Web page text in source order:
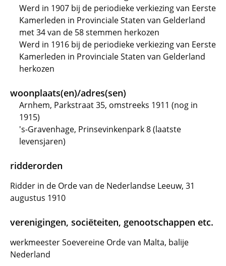
Werd in 1907 bij de periodieke verkiezing van Eerste
Kamerleden in Provinciale Staten van Gelderland
met 34 van de 58 stemmen herkozen
Werd in 1916 bij de periodieke verkiezing van Eerste
Kamerleden in Provinciale Staten van Gelderland
herkozen
woonplaats(en)/adres(sen)
Arnhem, Parkstraat 35, omstreeks 1911 (nog in
1915)
's-Gravenhage, Prinsevinkenpark 8 (laatste
levensjaren)
ridderorden
Ridder in de Orde van de Nederlandse Leeuw, 31
augustus 1910
verenigingen, sociëteiten, genootschappen etc.
werkmeester Soevereine Orde van Malta, balije
Nederland